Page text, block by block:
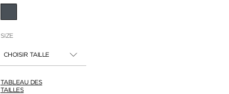
SIZE
CHOISIR TAILLE
TABLEAU DES
TAILLES